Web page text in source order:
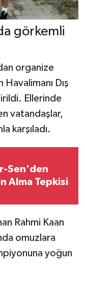
görkemli
organize
Dış
Ellerinde
vatandaşlar,
karşıladı.
Sen'den
Alma Tepkisi
Rahmi Kaan
omuzlara
yoğun